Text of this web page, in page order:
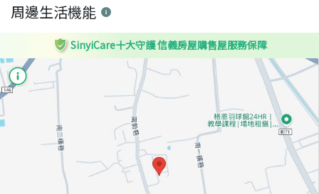
周邊生活機能
SinyiCare十大守護 信義房屋購售屋服務保障